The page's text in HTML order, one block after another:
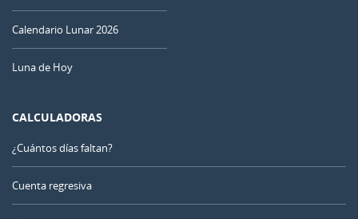
Calendario Lunar 2026
Luna de Hoy
CALCULADORAS
¿Cuántos días faltan?
Cuenta regresiva